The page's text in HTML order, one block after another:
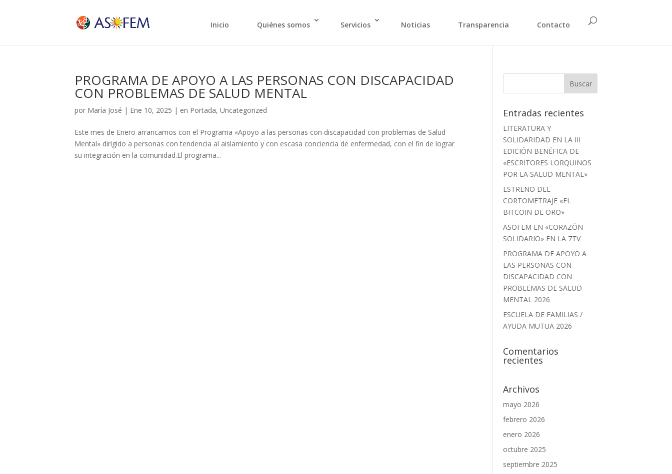
Inicio Quiénes somos Servicios Noticias Transparencia Contacto
PROGRAMA DE APOYO A LAS PERSONAS CON DISCAPACIDAD
CON PROBLEMAS DE SALUD MENTAL
por María José | Ene 10, 2025 | en Portada,Uncategorized
Este mes de Enero arrancamos con el Programa «Apoyo a las personas con discapacidad con problemas de Salud
Mental» dirigido a personas con tendencia al aislamiento y con escasa conciencia de enfermedad, con el fin de lograr
su integración en la comunidad.El programa...
Entradas recientes
LITERATURA Y
SOLIDARIDAD EN LA III
EDICIÓN BENÉFICA DE
«ESCRITORES LORQUINOS
POR LA SALUD MENTAL»
ESTRENO DEL
CORTOMETRAJE «EL
BITCOIN DE ORO»
ASOFEM EN «CORAZÓN
SOLIDARIO» EN LA 7TV
PROGRAMA DE APOYO A
LAS PERSONAS CON
DISCAPACIDAD CON
PROBLEMAS DE SALUD
MENTAL 2026
ESCUELA DE FAMILIAS /
AYUDA MUTUA 2026
Comentarios
recientes
Archivos
mayo 2026
febrero 2026
enero 2026
octubre 2025
septiembre 2025